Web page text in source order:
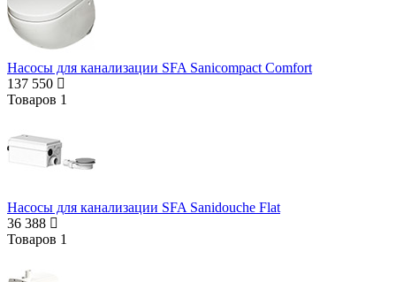
Насосы для канализации SFA Sanicompact Comfort
137 550
Товаров 1
Насосы для канализации SFA Sanidouche Flat
36 388
Товаров 1